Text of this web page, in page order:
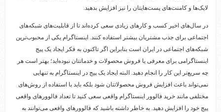
لایک‌ها و کامنت‌های پست‌هایتان را نیز افزایش بدهید.
در سال‌های اخیر کسب و کارهای زیادی سعی کرده‌اند تا از قابلیت‌های شبکه‌های
اجتماعی برای جذب مشتریان بیشتر استفاده کنند. اینستاگرام یکی از محبوب‌ترین
شبکه‌های اجتماعی در ایران است بنابراین اگر تاکنون به فکر ایجاد یک پیج
اینستاگرامی برای معرفی یا فروش محصولات و خدماتتان نبوده‌اید؛ بهتر است هر
چه سریع‌تر این کار را انجام دهید. البته ایجاد یک پیج در اینستاگرام به تنهایی
نمی‌تواند باعث افزایش فروش محصولاتتان شود بلکه باید با استفاده از روش‌های
مختلفی مانند خرید فالوور اینستاگرام واقعی سعی کنید تا تعداد فالوورهای واقعی
پیج خود را افزایش دهید. به خاطر داشته باشید که فالوورهای واقعی می‌توانند به